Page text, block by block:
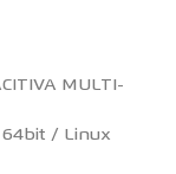
MULTI-
64bit / Linux